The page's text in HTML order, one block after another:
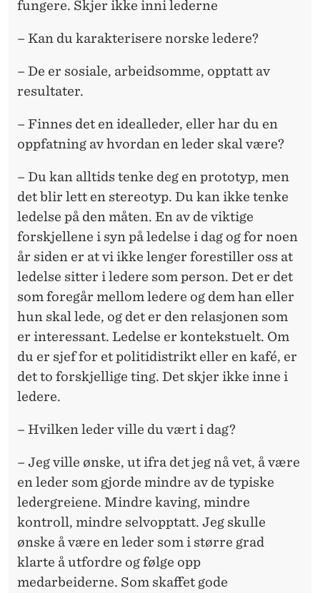
fungere. Skjer ikke inni lederne
– Kan du karakterisere norske ledere?
– De er sosiale, arbeidsomme, opptatt av
resultater.
– Finnes det en idealleder, eller har du en
oppfatning av hvordan en leder skal være?
– Du kan alltids tenke deg en prototyp, men
det blir lett en stereotyp. Du kan ikke tenke
ledelse på den måten. En av de viktige
forskjellene i syn på ledelse i dag og for noen
år siden er at vi ikke lenger forestiller oss at
ledelse sitter i ledere som person. Det er det
som foregår mellom ledere og dem han eller
hun skal lede, og det er den relasjonen som
er interessant. Ledelse er kontekstuelt. Om
du er sjef for et politidistrikt eller en kafé, er
det to forskjellige ting. Det skjer ikke inne i
ledere.
– Hvilken leder ville du vært i dag?
– Jeg ville ønske, ut ifra det jeg nå vet, å være
en leder som gjorde mindre av de typiske
ledergreiene. Mindre kaving, mindre
kontroll, mindre selvopptatt. Jeg skulle
ønske å være en leder som i større grad
klarte å utfordre og følge opp
medarbeiderne. Som skaffet gode